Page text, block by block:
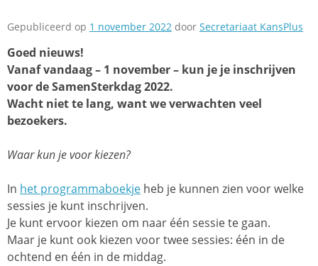
Gepubliceerd op 1 november 2022 door Secretariaat KansPlus
Goed nieuws!
Vanaf vandaag – 1 november – kun je je inschrijven
voor de SamenSterkdag 2022.
Wacht niet te lang, want we verwachten veel
bezoekers.
Waar kun je voor kiezen?
In het programmaboekje heb je kunnen zien voor welke
sessies je kunt inschrijven.
Je kunt ervoor kiezen om naar één sessie te gaan.
Maar je kunt ook kiezen voor twee sessies: één in de
ochtend en één in de middag.